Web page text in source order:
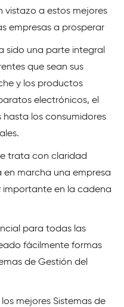
vistazo a estos mejores
empresas a prosperar
sido una parte integral
que sean sus
y los productos
electrónicos, el
los consumidores
trata con claridad
en marcha una empresa
importante en la cadena
para todas las
fácilmente formas
de Gestión del
mejores Sistemas de